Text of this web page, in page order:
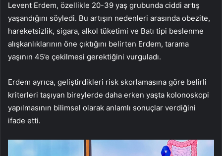
Levent Erdem, özellikle 20-39 yaş grubunda ciddi artış
yaşandığını söyledi. Bu artışın nedenleri arasında obezite,
hareketsizlik, sigara, alkol tüketimi ve Batı tipi beslenme
alışkanlıklarının öne çıktığını belirten Erdem, tarama
yaşının 45’e çekilmesi gerektiğini vurguladı.
Erdem ayrıca, geliştirdikleri risk skorlamasına göre belirli
kriterleri taşıyan bireylerde daha erken yaşta kolonoskopi
yapılmasının bilimsel olarak anlamlı sonuçlar verdiğini
ifade etti.